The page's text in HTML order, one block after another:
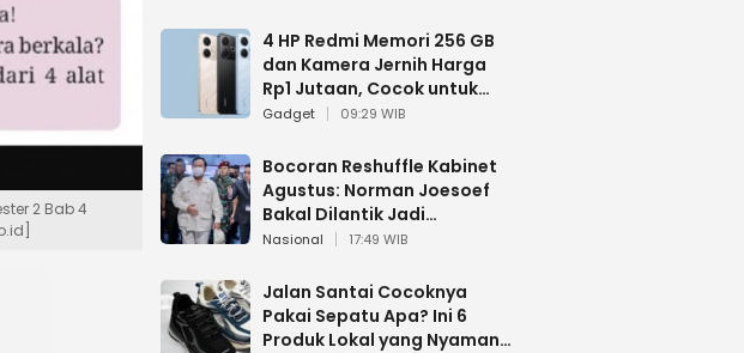
2 Bab 4
4 HP Redmi Memori 256 GB
dan Kamera Jernih Harga
Rp1 Jutaan, Cocok untuk
Multitasking
Gadget 09:29 WIB
Bocoran Reshuffle Kabinet
Agustus: Norman Joesoef
Bakal Dilantik Jadi
Wamenhan RI
Nasional 17:49 WIB
Jalan Santai Cocoknya
Pakai Sepatu Apa? Ini 6
Produk Lokal yang Nyaman